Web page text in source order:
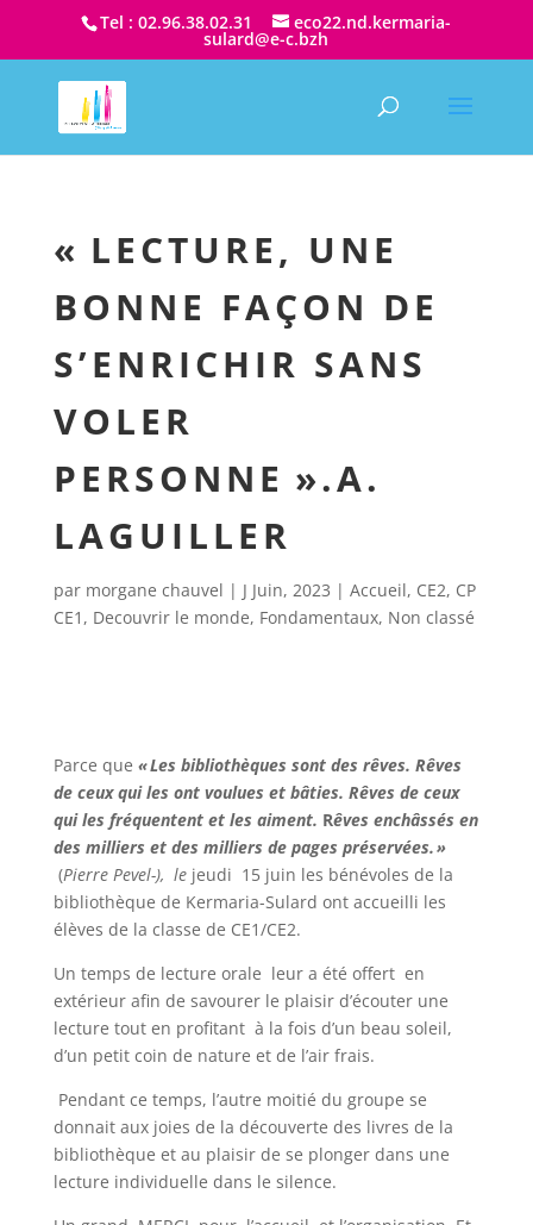
Tel : 02.96.38.02.31 eco22.nd.kermaria-
sulard@e-c.bzh
« LECTURE, UNE
BONNE FAÇON DE
S’ENRICHIR SANS
VOLER
PERSONNE ».A.
LAGUILLER
par morgane chauvel | J Juin, 2023 | Accueil, CE2, CP
CE1 , Decouvrir le monde, Fondamentaux, Non classé
Parce que « Les bibliothèques sont des rêves. Rêves
de ceux qui les ont voulues et bâties. Rêves de ceux
qui les fréquentent et les aiment. Rêves enchâssés en
des milliers et des milliers de pages préservées. »
(Pierre Pevel-), le jeudi 15 juin les bénévoles de la
bibliothèque de Kermaria-Sulard ont accueilli les
élèves de la classe de CE1/CE2.
Un temps de lecture orale leur a été offert en
extérieur afin de savourer le plaisir d’écouter une
lecture tout en profitant à la fois d’un beau soleil,
d’un petit coin de nature et de l’air frais.
Pendant ce temps, l’autre moitié du groupe se
donnait aux joies de la découverte des livres de la
bibliothèque et au plaisir de se plonger dans une
lecture individuelle dans le silence.